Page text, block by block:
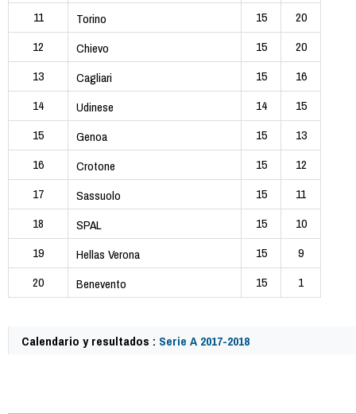
11
Torino 15
20
12
Chievo 15
20
13
Cagliari 15
16
14
Udinese 14
15
15
Genoa 15
13
16
Crotone 15
12
17
Sassuolo 15
11
18
SPAL 15
10
19
Hellas Verona 15
9
20
Benevento 15 1
Calendario y resultados : Serie A 2017-2018